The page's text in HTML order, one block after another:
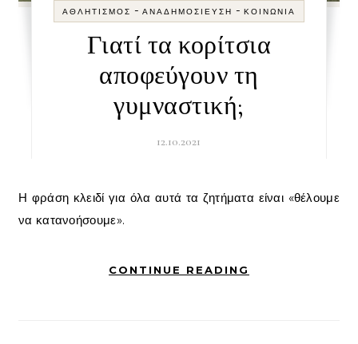
ΑΘΛΗΤΙΣΜΌΣ - ΑΝΑΔΗΜΟΣΊΕΥΣΗ - ΚΟΙΝΩΝΊΑ
Γιατί τα κορίτσια
αποφεύγουν τη
γυμναστική;
12.10.2021
Η φράση κλειδί για όλα αυτά τα ζητήματα είναι «θέλουμε
να κατανοήσουμε».
CONTINUE READING